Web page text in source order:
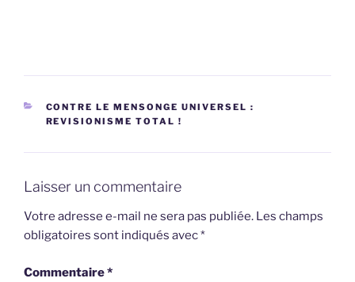
CATÉGORIES
CONTRE LE MENSONGE UNIVERSEL :
REVISIONISME TOTAL !
Laisser un commentaire
Votre adresse e-mail ne sera pas publiée. Les champs
obligatoires sont indiqués avec*
Commentaire*